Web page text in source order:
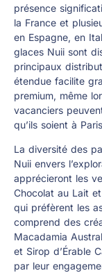
présence
la France et
en Espagne, en
glaces Nuii sont
principaux
étendue facilite
premium, même
vacanciers
qu’ils soient à
La diversité des
Nuii envers
apprécieront les
Chocolat au Lait
qui préfèrent les
comprend des
Macadamia
et Sirop d’Érable
par leur